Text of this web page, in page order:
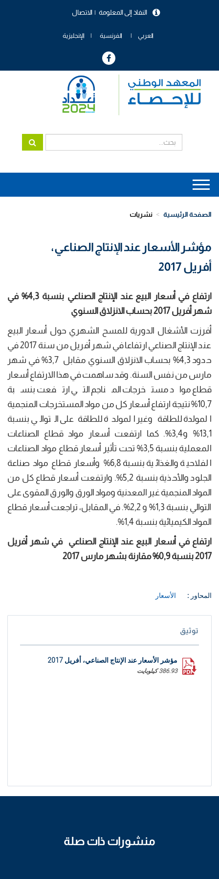
الاتصال النفاذ إلى المعلومة
العربي الفرنسية الإنجليزية
Main
navigation
الصفحة الرئيسية نشريات
مؤشر الأسعار عند الإنتاج الصناعي،
أفريل 2017
ارتفاع في أسعار البيع عند الإنتاج الصناعي بنسبة 4,3 % في
شهر أفريل 2017 بحساب الانزلاق السنوي
أفرزت الأشغال الدورية للمسح الشهري حول أسعار البيع
عند الإنتاج الصناعي ارتفاعا في شهر أفريل من سنة 2017 في
حدود 4,3% بحساب الانزلاق السنوي مقابل 3,7% في شهر
مارس من نفس السنة. وقد ساهمت في هذا الارتفاع أسعار
قطاع مواد مستخرجات المناجم التي ارتفعت بنسبة
10,7% نتيجة ارتفاع أسعار كل من مواد المستخرجات المنجمية
المولدة للطاقة وغير المولدة للطاقة على التوالي بنسبة
13,1% و3,4%. كما ارتفعت أسعار مواد قطاع الصناعات
المعملية بنسبة 3,5% تحت تأثير أسعار قطاع مواد الصناعات
الفلاحية والغذائية بنسبة 6,8% وأسعار قطاع مواد صناعة
الجلود والأحذية بنسبة 5,2%. وارتفعت أسعار قطاع كل من
المواد المنجمية غير المعدنية ومواد الورق والورق المقوى على
التوالي بنسبة 1,3% و 2,2%. في المقابل، تراجعت أسعار قطاع
المواد الكيميائية بنسبة 1,4%.
ارتفاعفي أسعار البيع عند الإنتاج الصناعي في شهر أفريل
2017 بنسبة 0,9
%مقارنة بشهر مارس 2017
المحاور : الأسعار
توثيق
مؤشر الأسعار عند الإنتاج الصناعي، أفريل 2017
386.93 كيلوبايت
منشورات ذات صلة